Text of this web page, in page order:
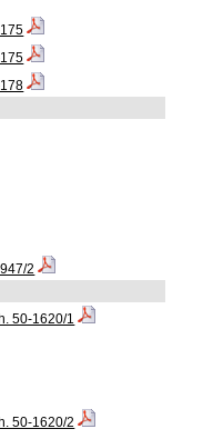
2
50-1620/1
50-1620/2